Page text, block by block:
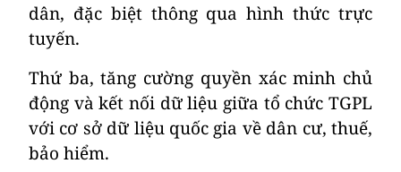
dân, đặc biệt thông qua hình thức trực
tuyến.
Thứ ba, tăng cường quyền xác minh chủ
động và kết nối dữ liệu giữa tổ chức TGPL
với cơ sở dữ liệu quốc gia về dân cư, thuế,
bảo hiểm.